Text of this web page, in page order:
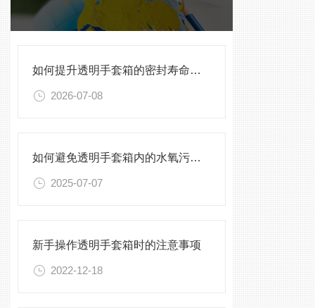
如何提升透明手套箱的密封寿命？密封圈选型与保养须知
2026-07-08
如何避免透明手套箱内的水氧污染？
2025-07-07
新手操作透明手套箱时的注意事项
2022-12-18